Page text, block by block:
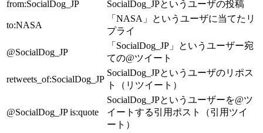
from:SocialDog_JP SocialDog_JPというユーザの投稿
to:NASA
「NASA」というユーザに当てたリ
プライ
@SocialDog_JP
「SocialDog_JP」というユーザー宛
ての@ツイート
retweets_of:SocialDog_JP
SocialDog_JPというユーザのリポス
ト（リツイート）
@SocialDog_JP is:quote
SocialDog_JPというユーザーを@ツ
イートする引用ポスト（引用ツイ
ート）